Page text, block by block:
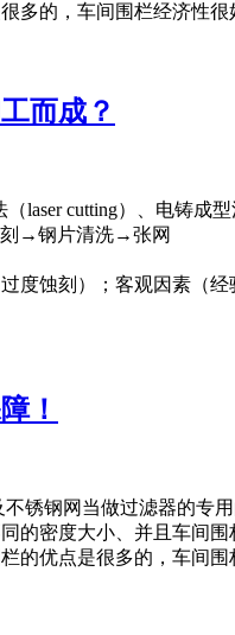
多的，车间围栏经济性
而成？
laser cutting）、电铸成型
→钢片清洗→张网
度蚀刻）；客观因素（
！
锈钢网当做过滤器的专
的密度大小、并且车间
的优点是很多的，车间